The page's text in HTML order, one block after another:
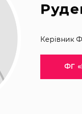
Керівник
ФГ